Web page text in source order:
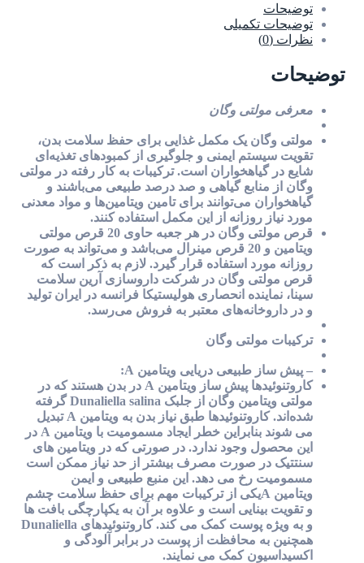
توضیحات
توضیحات تکمیلی
نظرات (0)
توضیحات
معرفی مولتی وگان
مولتی وگان یک مکمل غذایی برای حفظ سلامت بدن،
تقویت سیستم ایمنی و جلوگیری از کمبودهای تغذیه‌ای
شایع در گیاهخواران است. ترکیبات به کار رفته در مولتی
وگان از منابع گیاهی و صد درصد طبیعی می‌باشند و
گیاهخواران می‌توانند برای تامین ویتامین‌ها و مواد معدنی
مورد نیاز روزانه از این مکمل استفاده کنند.
قرص مولتی وگان در هر جعبه حاوی 20 قرص مولتی
ویتامین و 20 قرص مینرال می‌باشد و می‌تواند به صورت
روزانه مورد استفاده قرار گیرد. لازم به ذکر است که
قرص مولتی وگان در شرکت داروسازی آرین سلامت
سینا، نماینده انحصاری هولیستیکا فرانسه در ایران تولید
و در داروخانه‌های معتبر به فروش می‌رسد.
ترکیبات مولتی وگان
– پیش ساز طبیعی دریایی ویتامین A:
کاروتنوئیدها پیش ساز ویتامین A در بدن هستند که در
مولتی ویتامین وگان از جلبک Dunaliella salina گرفته
شده‌اند. کاروتنوئیدها طبق نیاز بدن به ویتامین A تبدیل
می شوند بنابراین خطر ایجاد مسمومیت با ویتامین A در
این محصول وجود ندارد. در صورتی که در ویتامین های
سنتتیک در صورت مصرف بیشتر از حد نیاز ممکن است
مسمومیت رخ می دهد. این منبع طبیعی و ایمن
ویتامین Aیکی از ترکیبات مهم برای حفظ سلامت چشم
و تقویت بینایی است و علاوه بر آن به یکپارچگی بافت ها
و به ویژه پوست کمک می کند. کاروتنوئیدهای Dunaliella
همچنین به محافظت از پوست در برابر آلودگی و
اکسیداسیون کمک می نمایند.